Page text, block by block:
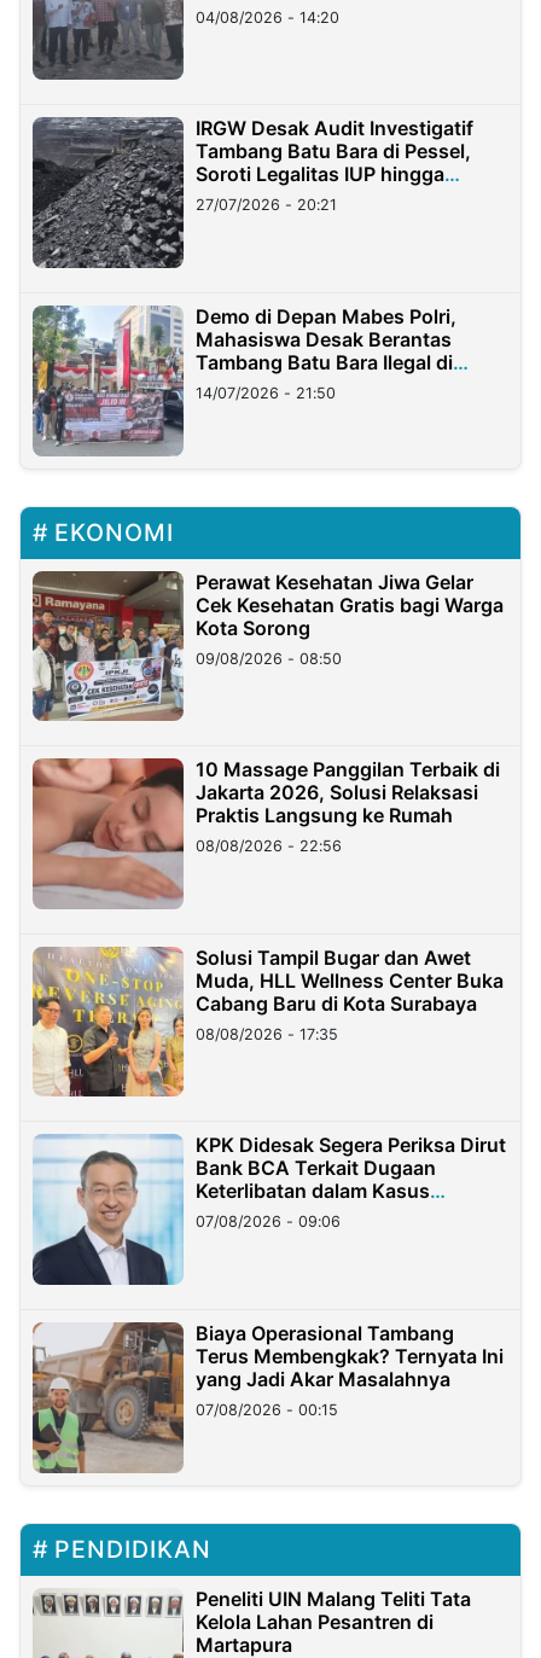
04/08/2026 - 14:20
IRGW Desak Audit Investigatif
Tambang Batu Bara di Pessel,
Soroti Legalitas IUP hingga
Stockpile
27/07/2026 - 20:21
Demo di Depan Mabes Polri,
Mahasiswa Desak Berantas
Tambang Batu Bara Ilegal di
Lampung
14/07/2026 - 21:50
EKONOMI
Perawat Kesehatan Jiwa Gelar
Cek Kesehatan Gratis bagi Warga
Kota Sorong
09/08/2026 - 08:50
10 Massage Panggilan Terbaik di
Jakarta 2026, Solusi Relaksasi
Praktis Langsung ke Rumah
08/08/2026 - 22:56
Solusi Tampil Bugar dan Awet
Muda, HLL Wellness Center Buka
Cabang Baru di Kota Surabaya
08/08/2026 - 17:35
KPK Didesak Segera Periksa Dirut
Bank BCA Terkait Dugaan
Keterlibatan dalam Kasus
Hilangnya Dana Nasabah Rp2,58
Miliar
07/08/2026 - 09:06
Biaya Operasional Tambang
Terus Membengkak? Ternyata Ini
yang Jadi Akar Masalahnya
07/08/2026 - 00:15
PENDIDIKAN
Peneliti UIN Malang Teliti Tata
Kelola Lahan Pesantren di
Martapura